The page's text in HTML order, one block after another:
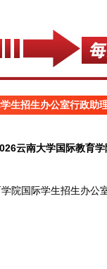
生招生办公室行政助
云南大学国际教育
国际学生招生办公